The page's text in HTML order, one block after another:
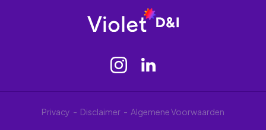
Privacy Disclaimer Algemene Voorwaarden